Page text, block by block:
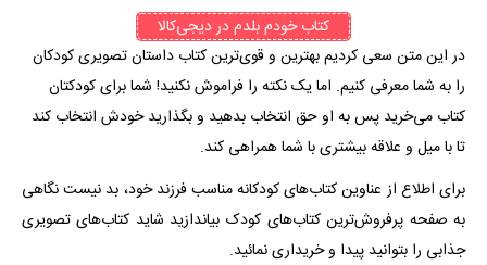
کتاب خودم بلدم در دیجی‌کالا
در این متن سعی کردیم بهترین و قوی‌ترین کتاب داستان تصویری کودکان
را به شما معرفی کنیم. اما یک نکته را فراموش نکنید! شما برای کودکتان
کتاب می‌خرید پس به او حق انتخاب بدهید و بگذارید خودش انتخاب کند
تا با میل و علاقه بیشتری با شما همراهی کند.
برای اطلاع از عناوین کتاب‌های کودکانه مناسب فرزند خود، بد نیست نگاهی
به صفحه پرفروش‌ترین کتاب‌های کودک بیاندازید شاید کتاب‌های تصویری
جذابی را بتوانید پیدا و خریداری نمائید.